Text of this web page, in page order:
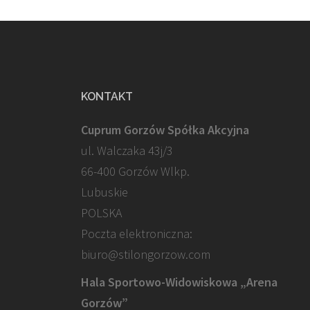
KONTAKT
Cuprum Gorzów Spółka Akcyjna
ul. Walczaka 43j/3
66-400 Gorzów Wlkp.
Lubuskie
POLSKA
Poczta elektroniczna:
biuro@stilongorzow.com
Hala Sportowo-Widowiskowa „Arena
Gorzów”